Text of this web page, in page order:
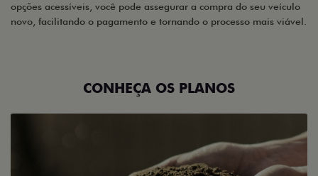
opções acessíveis, você pode assegurar a compra do seu veículo
novo, facilitando o pagamento e tornando o processo mais viável.
CONHEÇA OS PLANOS